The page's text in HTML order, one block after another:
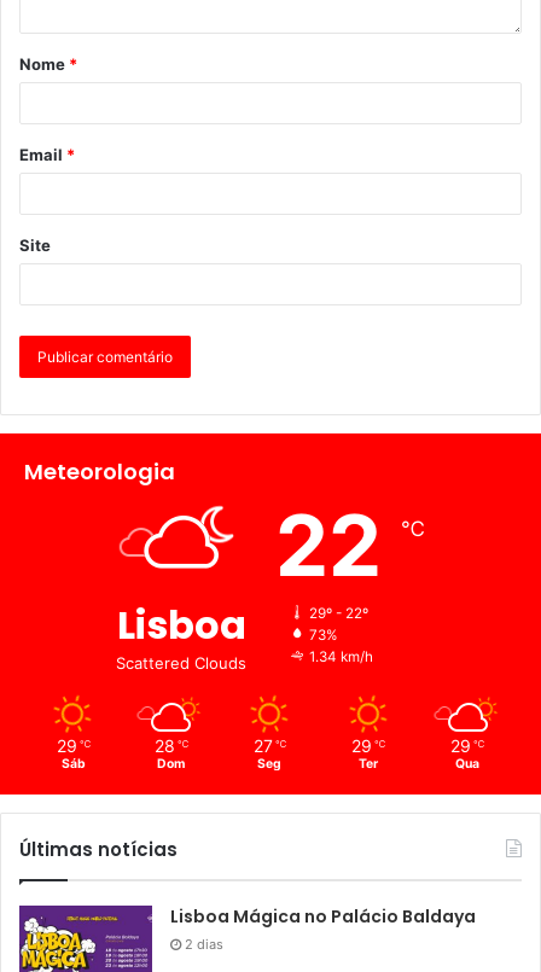
de Lisboa, escolas e diversas entidades locais,
caminhadas e eventos solidários, bem como rastreios de
Numa nova fase, o Grupo de Apoio de Lisboa pretende
desenvolvimento de actividades de bem-estar.
A Liga Portuguesa Contra o Cancro é uma associação de
pública, cujo principal objectivo é o de combater o cancro.
Tem por base quatro áreas de missão: Apoio ao doente
oncológico e família, prevenção primária, prevenção
secundária e investigação e formação em Oncologia.
Linha Cancro 808 255 255
Nome *
Email *
Site
Meteorologia
Lisboa
Scattered Clouds
22 ℃
29º - 22º
73%
1.34 km/h
29 ℃
Sáb
28 ℃
Dom
27 ℃
Seg
29 ℃
Ter
29 ℃
Qua
Últimas notícias
Lisboa Mágica no Palácio Baldaya
2 dias